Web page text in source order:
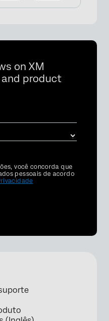
on XM
and product
você concorda que
pessoais de acordo